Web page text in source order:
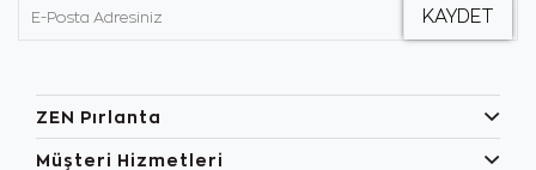
ZEN Pırlanta
Müşteri Hizmetleri